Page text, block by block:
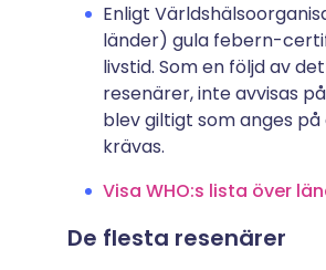
Enligt
länder) gula febern-
livstid. Som en följd av
resenärer, inte avvisas
blev giltigt som anges
krävas.
Visa WHO:s lista över
De flesta resenärer